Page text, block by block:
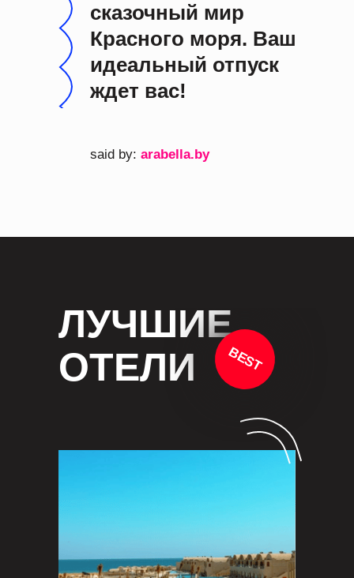
сказочный мир
Красного моря. Ваш
идеальный отпуск
ждет вас!
said by: arabella.by
ЛУЧШИЕ
ОТЕЛИ
BEST